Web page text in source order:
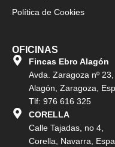
Política de Cookies
OFICINAS
Fincas Ebro Alagón
Avda. Zaragoza nº 23,
Alagón, Zaragoza,
Tlf: 976 616 325
CORELLA
Calle Tajadas, no 4,
Corella, Navarra,